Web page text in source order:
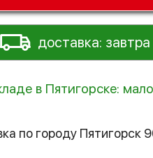
доставка: завтра
в Пятигорске: мало
по городу Пятигорск